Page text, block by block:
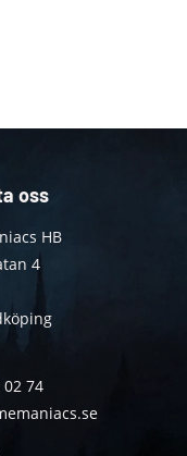
oss
HB
4
02 74